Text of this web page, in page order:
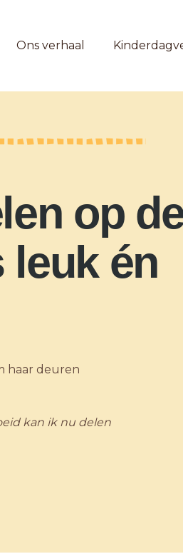
Ons verhaal
op
leuk én
haar deuren
kan ik nu delen